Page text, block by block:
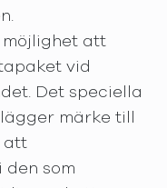
möjlighet att
vid
Det speciella
märke till
att
den som